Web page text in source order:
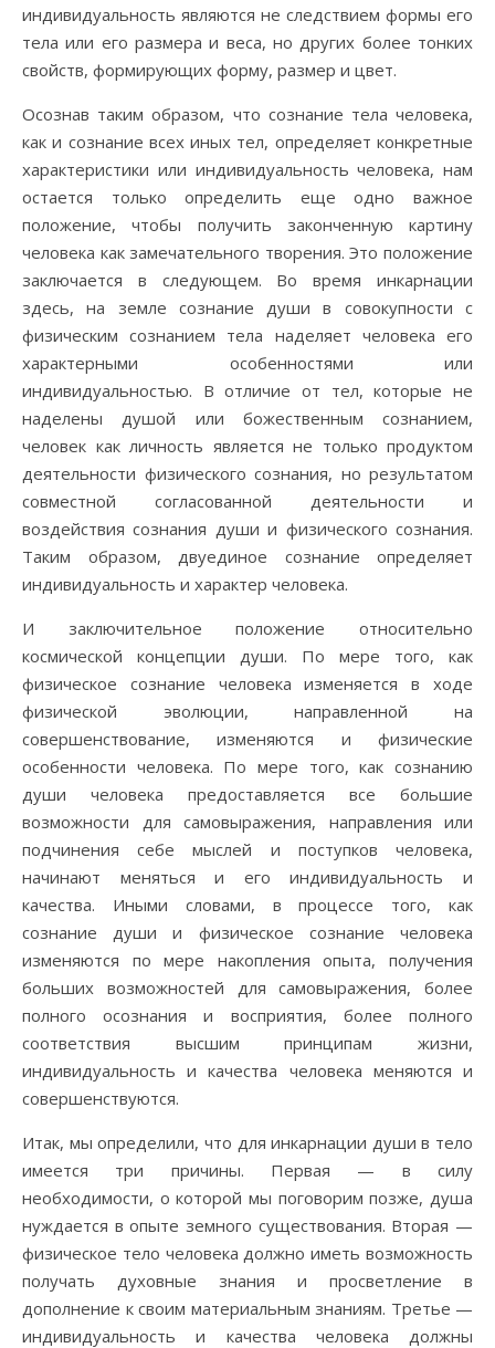
индивидуальность являются не следствием формы его
тела или его размера и веса, но других более тонких
свойств, формирующих форму, размер и цвет.
Осознав таким образом, что сознание тела человека,
как и сознание всех иных тел, определяет конкретные
характеристики или индивидуальность человека, нам
остается только определить еще одно важное
положение, чтобы получить законченную картину
человека как замечательного творения. Это положение
заключается в следующем. Во время инкарнации
здесь, на земле сознание души в совокупности с
физическим сознанием тела наделяет человека его
характерными особенностями или
индивидуальностью. В отличие от тел, которые не
наделены душой или божественным сознанием,
человек как личность является не только продуктом
деятельности физического сознания, но результатом
совместной согласованной деятельности и
воздействия сознания души и физического сознания.
Таким образом, двуединое сознание определяет
индивидуальность и характер человека.
И заключительное положение относительно
космической концепции души. По мере того, как
физическое сознание человека изменяется в ходе
физической эволюции, направленной на
совершенствование, изменяются и физические
особенности человека. По мере того, как сознанию
души человека предоставляется все большие
возможности для самовыражения, направления или
подчинения себе мыслей и поступков человека,
начинают меняться и его индивидуальность и
качества. Иными словами, в процессе того, как
сознание души и физическое сознание человека
изменяются по мере накопления опыта, получения
больших возможностей для самовыражения, более
полного осознания и восприятия, более полного
соответствия высшим принципам жизни,
индивидуальность и качества человека меняются и
совершенствуются.
Итак, мы определили, что для инкарнации души в тело
имеется три причины. Первая — в силу
необходимости, о которой мы поговорим позже, душа
нуждается в опыте земного существования. Вторая —
физическое тело человека должно иметь возможность
получать духовные знания и просветление в
дополнение к своим материальным знаниям. Третье —
индивидуальность и качества человека должны